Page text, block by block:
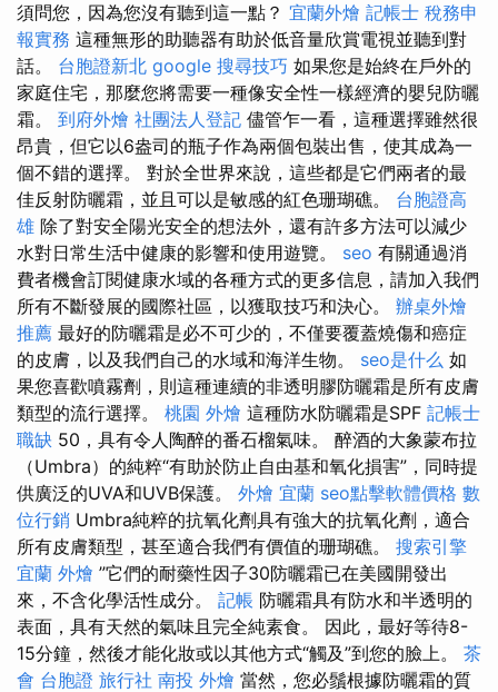
須問您，因為您沒有聽到這一點？ 宜蘭外燴 記帳士 稅務申
報實務 這種無形的助聽器有助於低音量欣賞電視並聽到對
話。 台胞證新北 google 搜尋技巧 如果您是始終在戶外的
家庭住宅，那麼您將需要一種像安全性一樣經濟的嬰兒防曬
霜。 到府外燴 社團法人登記 儘管乍一看，這種選擇雖然很
昂貴，但它以6盎司的瓶子作為兩個包裝出售，使其成為一
個不錯的選擇。 對於全世界來說，這些都是它們兩者的最
佳反射防曬霜，並且可以是敏感的紅色珊瑚礁。 台胞證高
雄 除了對安全陽光安全的想法外，還有許多方法可以減少
水對日常生活中健康的影響和使用遊覽。 seo 有關通過消
費者機會訂閱健康水域的各種方式的更多信息，請加入我們
所有不斷發展的國際社區，以獲取技巧和決心。 辦桌外燴
推薦 最好的防曬霜是必不可少的，不僅要覆蓋燒傷和癌症
的皮膚，以及我們自己的水域和海洋生物。 seo是什么 如
果您喜歡噴霧劑，則這種連續的非透明膠防曬霜是所有皮膚
類型的流行選擇。 桃園 外燴 這種防水防曬霜是SPF 記帳士
職缺 50，具有令人陶醉的番石榴氣味。 醉酒的大象蒙布拉
（Umbra）的純粹“有助於防止自由基和氧化損害”，同時提
供廣泛的UVA和UVB保護。 外燴 宜蘭 seo點擊軟體價格 數
位行銷 Umbra純粹的抗氧化劑具有強大的抗氧化劑，適合
所有皮膚類型，甚至適合我們有價值的珊瑚礁。 搜索引擎
宜蘭 外燴 ”它們的耐藥性因子30防曬霜已在美國開發出
來，不含化學活性成分。 記帳 防曬霜具有防水和半透明的
表面，具有天然的氣味且完全純素食。 因此，最好等待8-
15分鐘，然後才能化妝或以其他方式“觸及”到您的臉上。 茶
會 台胞證 旅行社 南投 外燴 當然，您必鬚根據防曬霜的質